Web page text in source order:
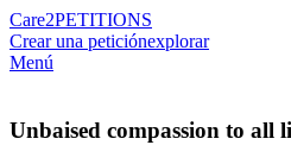
Care2PETITIONS
Crear una peticiónexplorar
Menú
Unbaised compassion to all